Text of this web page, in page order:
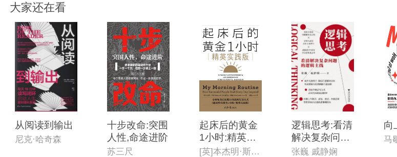
大家还在看
从阅读到输出
尼克·哈奇森
十步改命:突围
人性,命途进阶
苏三尺
起床后的黄金
1小时:精英实
践版
[英]本杰明·斯帕(Benjamin Spall),[德]迈克尔·赞德(Michael Xander)
逻辑思考:看清
解决复杂问题
的逻辑主线
张巍 戚静娴
向